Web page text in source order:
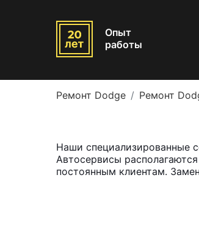
Опыт
работы
Ремонт Dodge Ремонт
Наши специализированные
Автосервисы
постоянным клиентам.